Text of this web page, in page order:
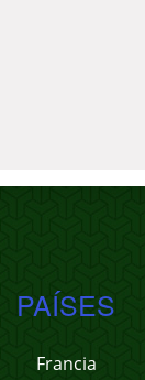
PAÍSES
Francia